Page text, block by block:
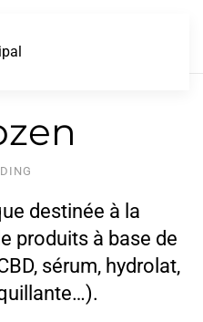
destinée à la
produits à base de
sérum, hydrolat,